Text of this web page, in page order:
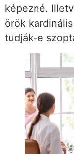
képezné.
örök
tudják-e